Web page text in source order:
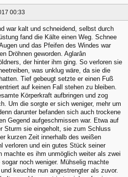
00:33
war kalt und schneidend, selbst durch
fand die Kälte einen Weg. Schnee
und das Pfeifen des Windes war
Dröhnen geworden. Aglarân
der hinter ihm ging. So verloren sie
was unklug wäre, da sie die
Tief gebeugt setzte er einen Fuß
auf keinen Fall stehen zu bleiben.
Körperkraft aufbringen und zog
Um die sorgte er sich weniger, mehr um
darunter befanden sich auch trockene
Gegend aufgeschmissen war. Etwa auf
Sturm sie eingeholt, sie zum Schluss
kurzen Zeit innerhalb des weißen
verloren und ein gutes Stück seiner
machte es ihm unmöglich weiter als zwei
noch weniger. Mühselig machte
keuchte nun angestrengter als zuvor.